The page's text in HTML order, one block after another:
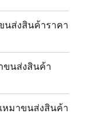
นส่งสินค้าราคา
ขนส่งสินค้า
หมาขนส่งสินค้า